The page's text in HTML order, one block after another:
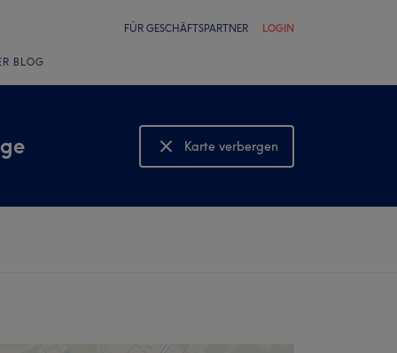
FÜR GESCHÄFTSPARTNER LOGIN
BLOG
Karte verbergen
Karte anzeigen